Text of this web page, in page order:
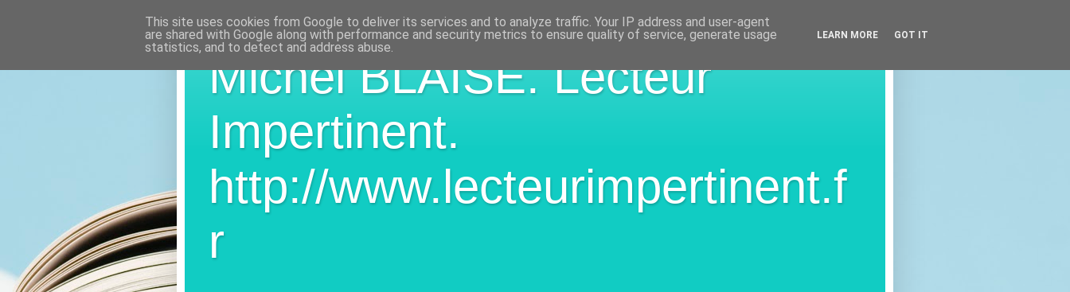
Michel BLAISE. Lecteur
Impertinent.
http://www.lecteurimpertinent.f
r
This site uses cookies from Google to deliver its services and to analyze traffic. Your IP address and user-agent
are shared with Google along with performance and security metrics to ensure quality of service, generate usage
statistics, and to detect and address abuse.
LEARN MORE GOT IT